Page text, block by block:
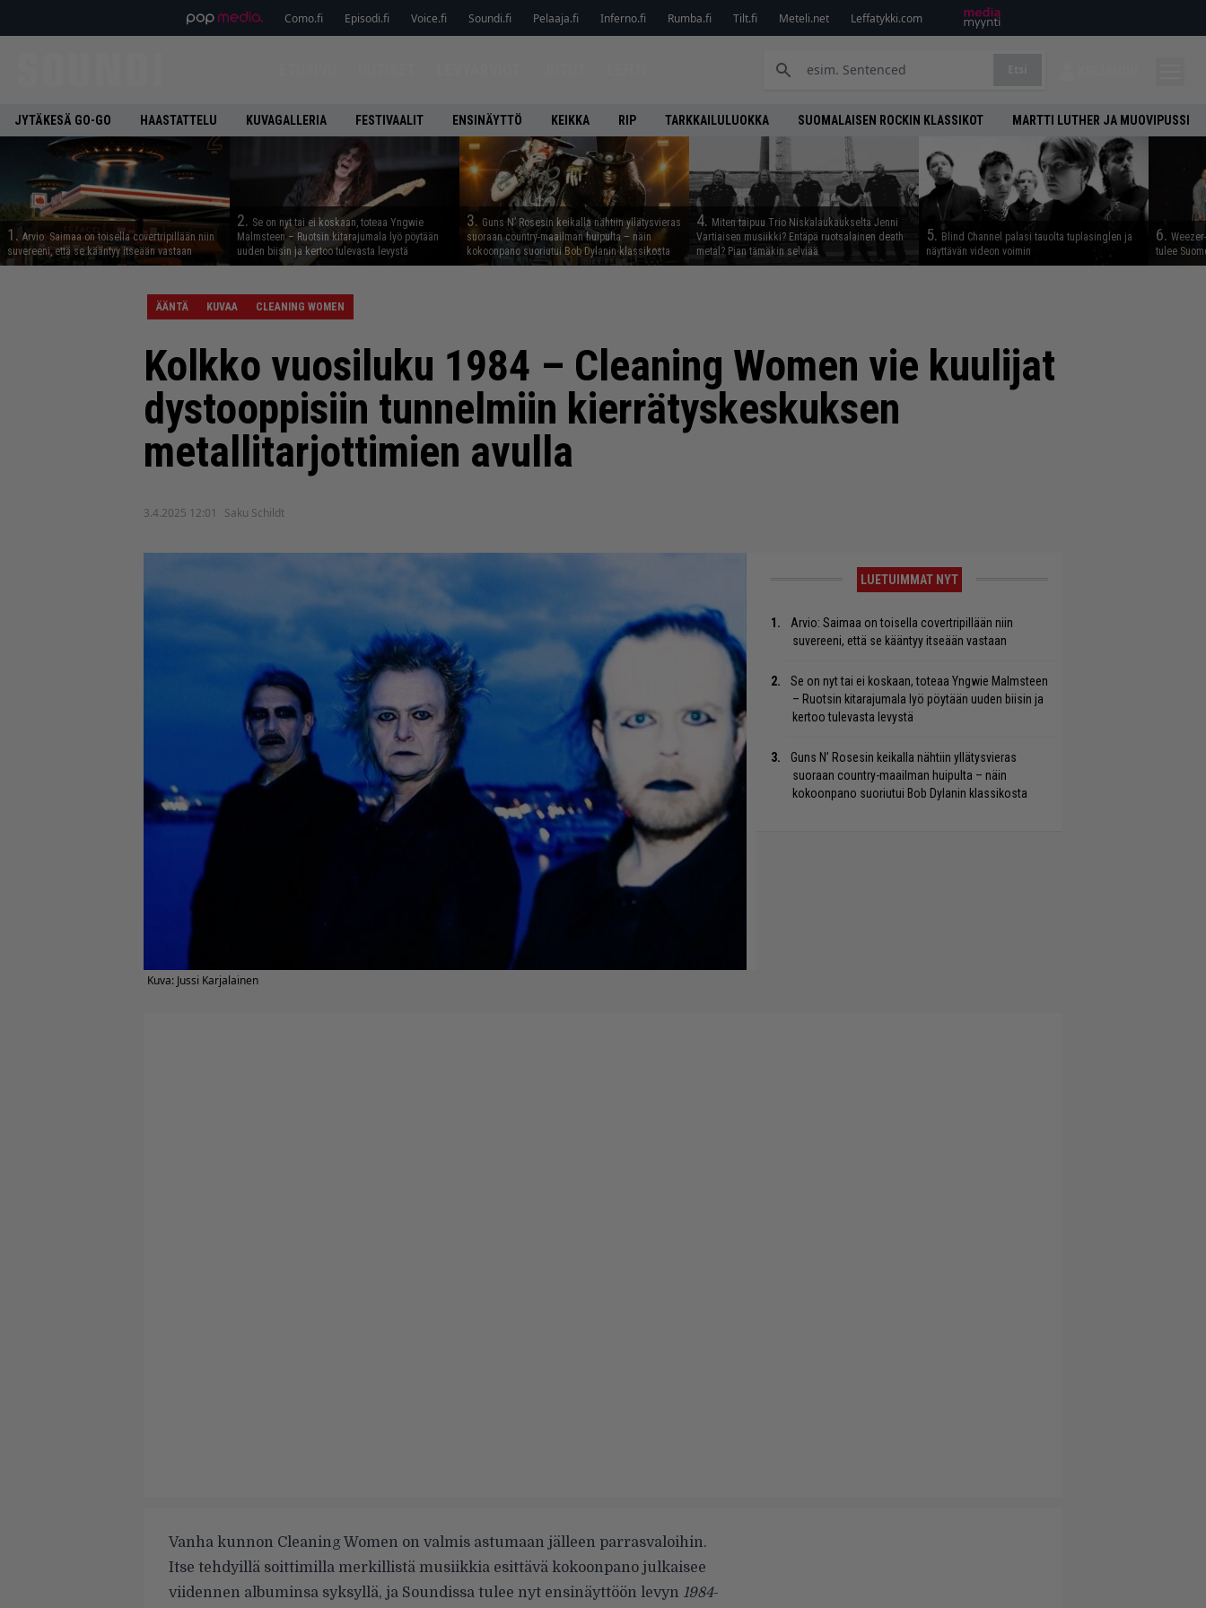
Como.fi Episodi.fi Voice.fi Soundi.fi Pelaaja.fi Inferno.fi Rumba.fi Tilt.fi Meteli.net Leffatykki.com
JYTÄKESÄ GO-GO HAASTATTELU KUVAGALLERIA FESTIVAALIT ENSINÄYTTÖ KEIKKA RIP TARKKAILULUOKKA SUOMALAISEN ROCKIN KLASSIKOT MARTTI LUTHER JA MUOVIPUSSI
1. Arvio: Saimaa on toisella covertripillään niin
suvereeni, että se kääntyy itseään vastaan
2. Se on nyt tai ei koskaan, toteaa Yngwie
Malmsteen – Ruotsin kitarajumala lyö pöytään
uuden biisin ja kertoo tulevasta levystä
3. Guns N’ Rosesin keikalla nähtiin yllätysvieras
suoraan country-maailman huipulta – näin
kokoonpano suoriutui Bob Dylanin klassikosta
4. Miten taipuu Trio Niskalaukaukselta Jenni
Vartiaisen musiikki? Entäpä ruotsalainen death
metal? Pian tämäkin selviää
5. Blind Channel palasi tauolta tuplasinglen ja
näyttävän videon voimin
6.
tulee
ÄÄNTÄ KUVAA CLEANING WOMEN
Kolkko vuosiluku 1984 – Cleaning Women vie kuulijat
dystooppisiin tunnelmiin kierrätyskeskuksen
metallitarjottimien avulla
3.4.2025 12:01 Saku Schildt
Kuva: Jussi Karjalainen
LUETUIMMAT NYT
Arvio: Saimaa on toisella covertripillään niin
suvereeni, että se kääntyy itseään vastaan
Se on nyt tai ei koskaan, toteaa Yngwie Malmsteen
– Ruotsin kitarajumala lyö pöytään uuden biisin ja
kertoo tulevasta levystä
Guns N’ Rosesin keikalla nähtiin yllätysvieras
suoraan country-maailman huipulta – näin
kokoonpano suoriutui Bob Dylanin klassikosta
Vanha kunnon Cleaning Women on valmis astumaan jälleen parrasvaloihin.
Itse tehdyillä soittimilla merkillistä musiikkia esittävä kokoonpano julkaisee
viidennen albuminsa syksyllä, ja Soundissa tulee nyt ensinäyttöön levyn 1984-